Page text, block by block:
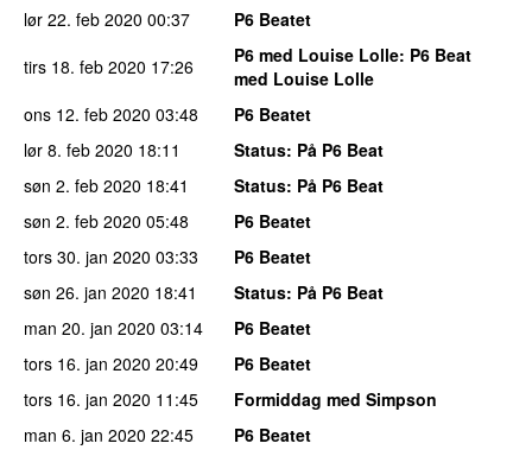
lør 22. feb 2020 00:37
P6 Beatet
tirs 18. feb 2020 17:26 P6 med Louise Lolle: P6 Beat
med Louise Lolle
ons 12. feb 2020 03:48
P6 Beatet
lør 8. feb 2020 18:11 Status: På P6 Beat
søn 2. feb 2020 18:41 Status: På P6 Beat
søn 2. feb 2020 05:48
P6 Beatet
tors 30. jan 2020 03:33
P6 Beatet
søn 26. jan 2020 18:41 Status: På P6 Beat
man 20. jan 2020 03:14
P6 Beatet
tors 16. jan 2020 20:49
P6 Beatet
tors 16. jan 2020 11:45
Formiddag med Simpson
man 6. jan 2020 22:45
P6 Beatet